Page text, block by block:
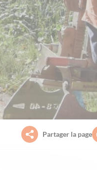
Partager la page